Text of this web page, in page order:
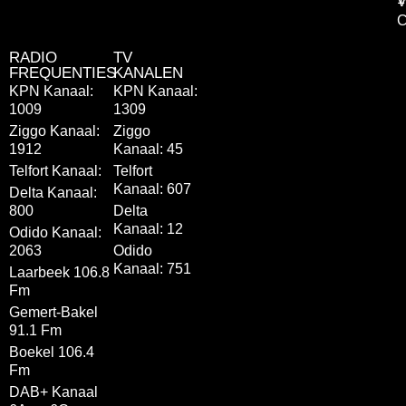
RADIO
FREQUENTIES
KPN Kanaal:
1009
Ziggo Kanaal:
1912
Telfort Kanaal:
Delta Kanaal:
800
Odido Kanaal:
2063
Laarbeek 106.8
Fm
Gemert-Bakel
91.1 Fm
Boekel 106.4
Fm
DAB+ Kanaal
TV
KANALEN
KPN Kanaal:
1309
Ziggo
Kanaal: 45
Telfort
Kanaal: 607
Delta
Kanaal: 12
Odido
Kanaal: 751